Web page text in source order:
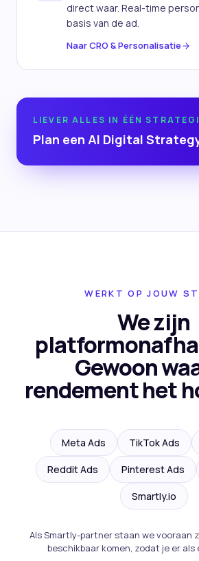
direct waar. Real-time
basis van de ad.
NaarCRO & Personalisatie
LIEVER ALLES IN ÉÉN
Plan een AI Digital
WERKT OP JOUW
We zijn
Gewoon
rendement het
Meta Ads TikTok Ads
Reddit Ads Pinterest Ads
Smartly.io
Als Smartly-partner staan we vooraan
beschikbaar komen, zodat je er als